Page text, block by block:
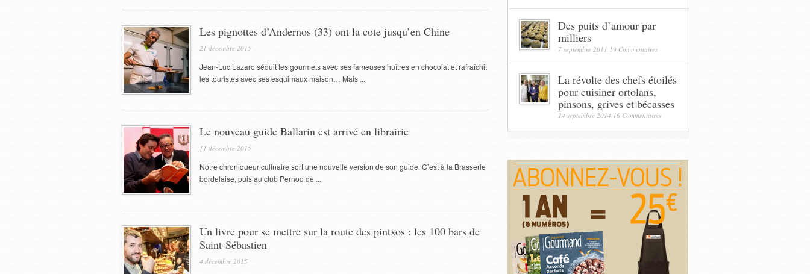
Les pignottes d’Andernos (33) ont la cote jusqu’en Chine
21 décembre 2015
Jean-Luc Lazaro séduit les gourmets avec ses fameuses huîtres en chocolat et rafraîchit
les touristes avec ses esquimaux maison… Mais ...
Le nouveau guide Ballarin est arrivé en librairie
11 décembre 2015
Notre chroniqueur culinaire sort une nouvelle version de son guide. C’est à la Brasserie
bordelaise, puis au club Pernod de ...
Un livre pour se mettre sur la route des pintxos : les 100 bars de
Saint-Sébastien
4 décembre 2015
Des puits d’amour par
milliers
7 septembre 2011 19 Commentaires
La révolte des chefs étoilés
pour cuisiner ortolans,
pinsons, grives et bécasses
14 septembre 2014 16 Commentaires